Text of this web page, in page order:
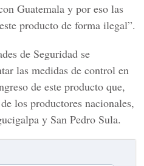
Guatemala y por eso las
producto de forma ilegal”.
de Seguridad se
las medidas de control en
de este producto que,
los productores nacionales,
y San Pedro Sula.